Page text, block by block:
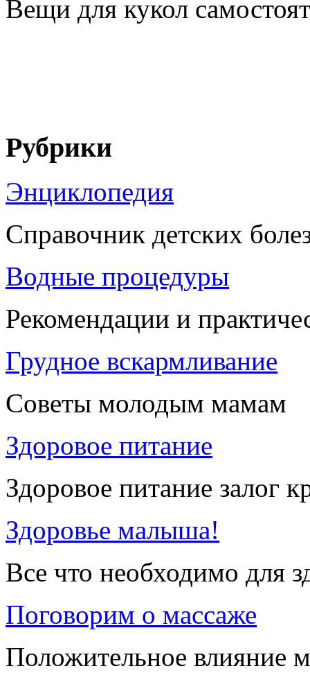
Вещи для кукол
Рубрики
Энциклопедия
Справочник детских
Водные процедуры
Рекомендации и
Грудное вскармливание
Советы молодым мамам
Здоровое питание
Здоровое питание залог
Здоровье малыша!
Все что необходимо для
Поговорим о массаже
Положительное влияние